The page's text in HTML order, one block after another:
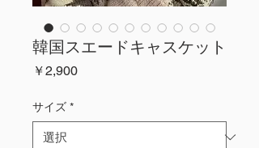
韓国スエードキャスケット
￥2,900価
サイズ *